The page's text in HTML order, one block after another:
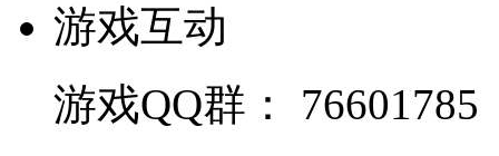
游戏互动
游戏QQ群： 76601785